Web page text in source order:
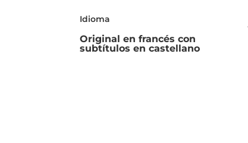
Idioma
Original en francés con
subtítulos en castellano